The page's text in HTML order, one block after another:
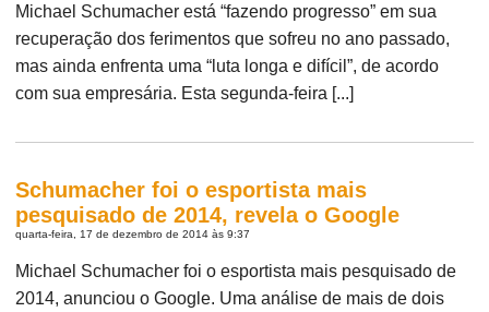
Michael Schumacher está “fazendo progresso” em sua
recuperação dos ferimentos que sofreu no ano passado,
mas ainda enfrenta uma “luta longa e difícil”, de acordo
com sua empresária. Esta segunda-feira [...]
Schumacher foi o esportista mais
pesquisado de 2014, revela o Google
quarta-feira, 17 de dezembro de 2014 às 9:37
Michael Schumacher foi o esportista mais pesquisado de
2014, anunciou o Google. Uma análise de mais de dois